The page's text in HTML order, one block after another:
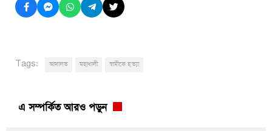
Tags: আদালত মহাখালী স্বামীকে হ'ত্যা
এ সম্পর্কিত আরও পড়ুন